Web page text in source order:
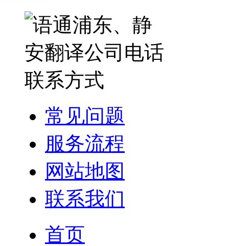
常见问题
服务流程
网站地图
联系我们
首页